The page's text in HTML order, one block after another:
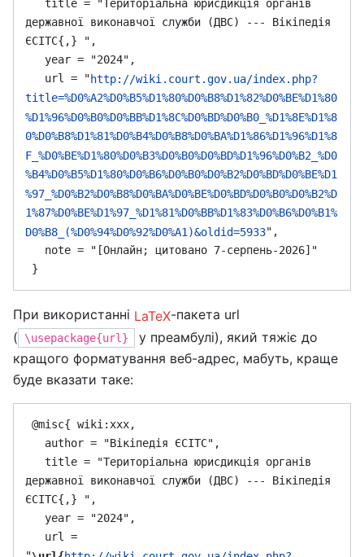
державної виконавчої служби (ДВС) --- Вікіпедія
ЄСІТС{,} ",
   url = "
http://wiki.court.gov.ua/index.php?
title=%D0%A2%D0%B5%D1%80%D0%B8%D1%82%D0%BE%D1%80
%D1%96%D0%B0%D0%BB%D1%8C%D0%BD%D0%B0_%D1%8E%D1%8
0%D0%B8%D1%81%D0%B4%D0%B8%D0%BA%D1%86%D1%96%D1%8
F_%D0%BE%D1%80%D0%B3%D0%B0%D0%BD%D1%96%D0%B2_%D0
%B4%D0%B5%D1%80%D0%B6%D0%B0%D0%B2%D0%BD%D0%BE%D1
%97_%D0%B2%D0%B8%D0%BA%D0%BE%D0%BD%D0%B0%D0%B2%D
1%87%D0%BE%D1%97_%D1%81%D0%BB%D1%83%D0%B6%D0%B1%
D0%B8_(%D0%94%D0%92%D0%A1)&oldid=5933",
При використанні LaTeX-пакета url
(
\usepackage{url}
у преамбулі), який тяжіє до
кращого форматування веб-адрес, мабуть, краще
буде вказати таке:
державної виконавчої служби (ДВС) --- Вікіпедія
ЄСІТС{,} ",